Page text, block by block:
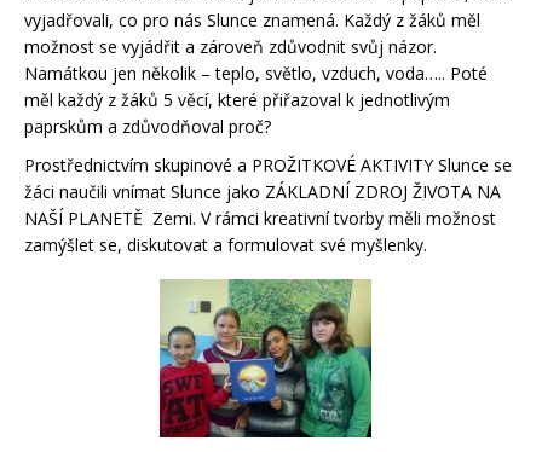
vyjadřovali, co pro nás Slunce znamená. Každý z žáků měl
možnost se vyjádřit a zároveň zdůvodnit svůj názor.
Namátkou jen několik – teplo, světlo, vzduch, voda….. Poté
měl každý z žáků 5 věcí, které přiřazoval k jednotlivým
paprskům a zdůvodňoval proč?
Prostřednictvím skupinové a PROŽITKOVÉ AKTIVITY Slunce se
žáci naučili vnímat Slunce jako ZÁKLADNÍ ZDROJ ŽIVOTA NA
NAŠÍ PLANETĚ Zemi. V rámci kreativní tvorby měli možnost
zamýšlet se, diskutovat a formulovat své myšlenky.